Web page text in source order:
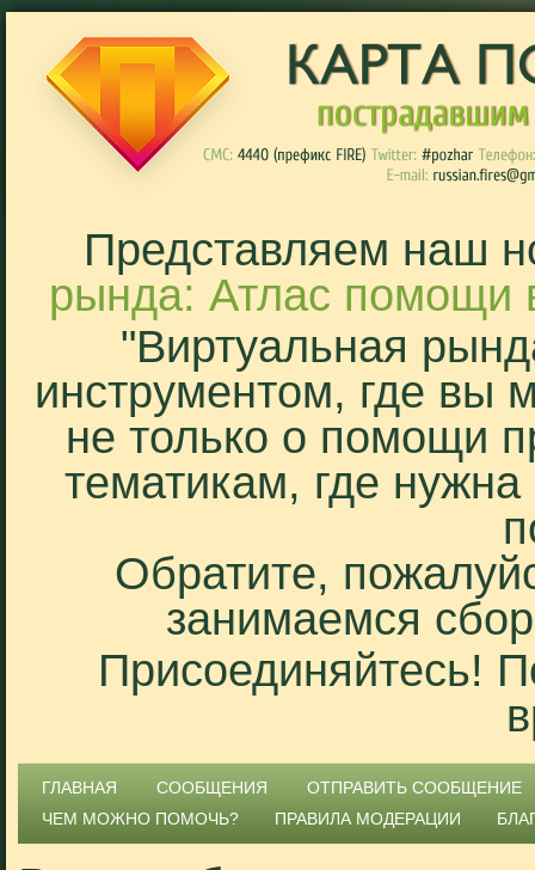
Представляем наш
рында: Атлас помощи
"Виртуальная
инструментом, где вы
не только о помощи
тематикам, где
Обратите,
занимаемся
Присоединяйтесь!
ГЛАВНАЯ СООБЩЕНИЯ
ОТПРАВИТЬ СООБЩЕНИЕ
ЧЕМ МОЖНО ПОМОЧЬ?
ПРАВИЛА МОДЕРАЦИИ